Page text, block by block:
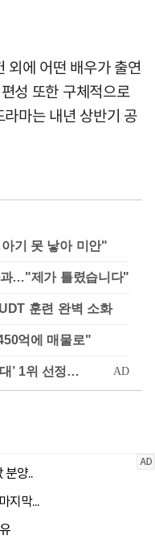
외에 어떤 배우가 출연
성 또한 구체적으로
마는 내년 상반기 공
기 못 낳아 미안"
과…"제가 틀렸습니다"
훈련 완벽 소화
억에 매물로"